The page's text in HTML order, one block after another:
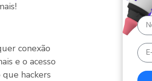
conexão
e o acesso
hackers